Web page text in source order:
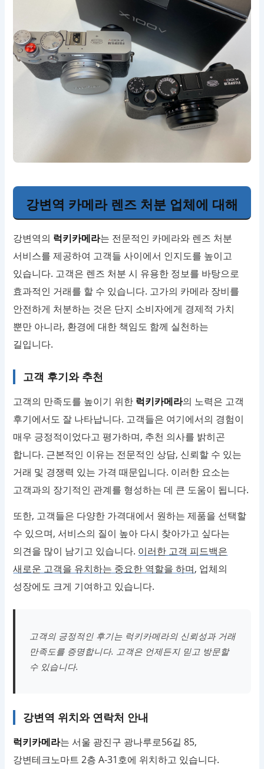
강변역 카메라 렌즈 처분 업체에 대해
강변역의 럭키카메라는 전문적인 카메라와 렌즈 처분
서비스를 제공하여 고객들 사이에서 인지도를 높이고
있습니다. 고객은 렌즈 처분 시 유용한 정보를 바탕으로
효과적인 거래를 할 수 있습니다. 고가의 카메라 장비를
안전하게 처분하는 것은 단지 소비자에게 경제적 가치
뿐만 아니라, 환경에 대한 책임도 함께 실천하는
길입니다.
고객 후기와 추천
고객의 만족도를 높이기 위한 럭키카메라의 노력은 고객
후기에서도 잘 나타납니다. 고객들은 여기에서의 경험이
매우 긍정적이었다고 평가하며, 추천 의사를 밝히곤
합니다. 근본적인 이유는 전문적인 상담, 신뢰할 수 있는
거래 및 경쟁력 있는 가격 때문입니다. 이러한 요소는
고객과의 장기적인 관계를 형성하는 데 큰 도움이 됩니다.
또한, 고객들은 다양한 가격대에서 원하는 제품을 선택할
수 있으며, 서비스의 질이 높아 다시 찾아가고 싶다는
의견을 많이 남기고 있습니다. 이러한 고객 피드백은
새로운 고객을 유치하는 중요한 역할을 하며, 업체의
성장에도 크게 기여하고 있습니다.
고객의 긍정적인 후기는 럭키카메라의 신뢰성과 거래
만족도를 증명합니다. 고객은 언제든지 믿고 방문할
수 있습니다.
강변역 위치와 연락처 안내
럭키카메라는 서울 광진구 광나루로56길 85,
강변테크노마트 2층 A-31호에 위치하고 있습니다.